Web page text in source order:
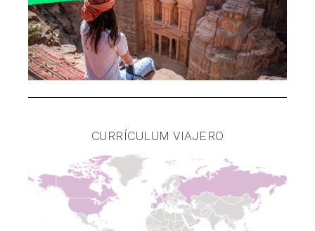
CURRÍCULUM VIAJERO